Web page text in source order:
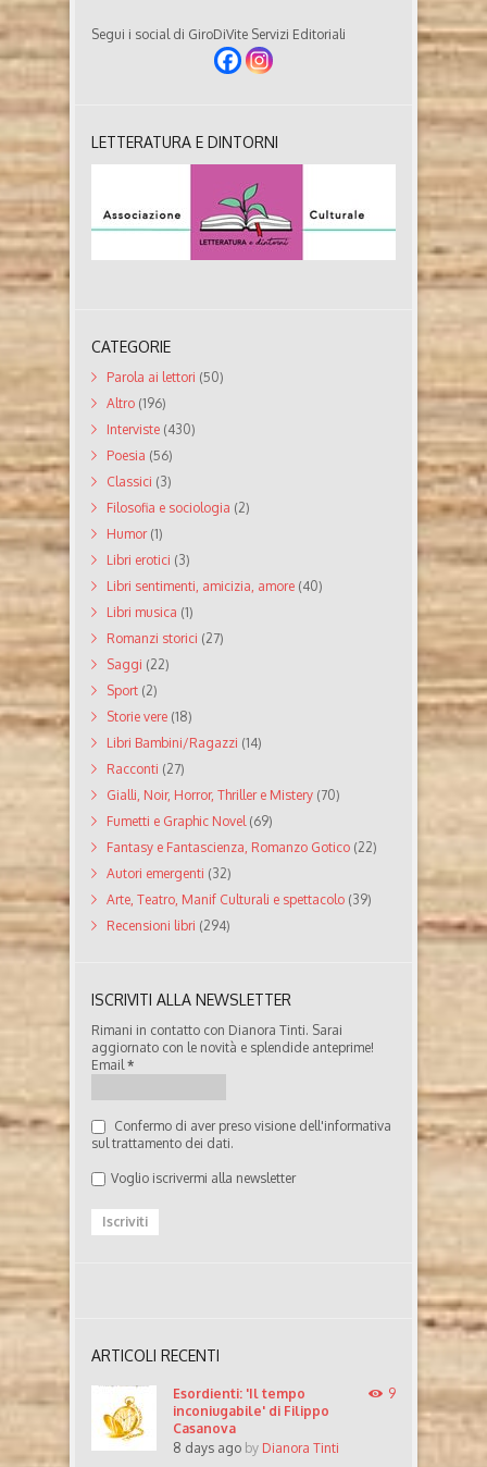
Segui i social di GiroDiVite Servizi Editoriali
LETTERATURA E DINTORNI
CATEGORIE
Parola ai lettori (50)
Altro (196)
Interviste (430)
Poesia (56)
Classici (3)
Filosofia e sociologia (2)
Humor(1)
Libri erotici (3)
Libri sentimenti, amicizia, amore (40)
Libri musica (1)
Romanzi storici (27)
Saggi (22)
Sport (2)
Storie vere (18)
Libri Bambini/Ragazzi (14)
Racconti (27)
Gialli, Noir, Horror, Thriller e Mistery (70)
Fumetti e Graphic Novel(69)
Fantasy e Fantascienza, Romanzo Gotico (22)
Autori emergenti (32)
Arte, Teatro, Manif Culturali e spettacolo (39)
Recensioni libri (294)
ISCRIVITI ALLA NEWSLETTER
Rimani in contatto con Dianora Tinti. Sarai
aggiornato con le novità e splendide anteprime!
Email*
Confermo di aver preso visione dell'informativa
sul trattamento dei dati.
Voglio iscrivermi alla newsletter
ARTICOLI RECENTI
Esordienti: 'Il tempo
inconiugabile' di Filippo
Casanova
8 days ago by Dianora Tinti
9